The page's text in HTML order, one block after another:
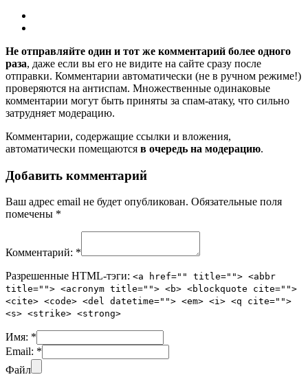
Не отправляйте один и тот же комментарий более одного
раза, даже если вы его не видите на сайте сразу после
отправки. Комментарии автоматически (не в ручном режиме!)
проверяются на антиспам. Множественные одинаковые
комментарии могут быть приняты за спам-атаку, что сильно
затрудняет модерацию.
Комментарии, содержащие ссылки и вложения,
автоматически помещаются в очередь на модерацию.
Добавить комментарий
Ваш адрес email не будет опубликован. Обязательные поля
помечены *
Комментарий: *
Разрешенные HTML-тэги: <a href="" title=""> <abbr
title=""> <acronym title=""> <b> <blockquote cite="">
<cite> <code> <del datetime=""> <em> <i> <q cite="">
<s> <strike> <strong>
Имя: *
Email: *
Файл